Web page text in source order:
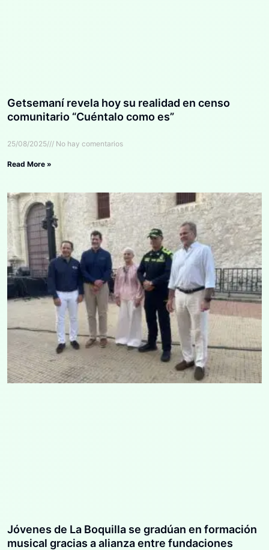
Getsemaní revela hoy su realidad en censo
comunitario “Cuéntalo como es”
25/08/2025 No hay comentarios
Read More »
Jóvenes de La Boquilla se gradúan en formación
musical gracias a alianza entre fundaciones